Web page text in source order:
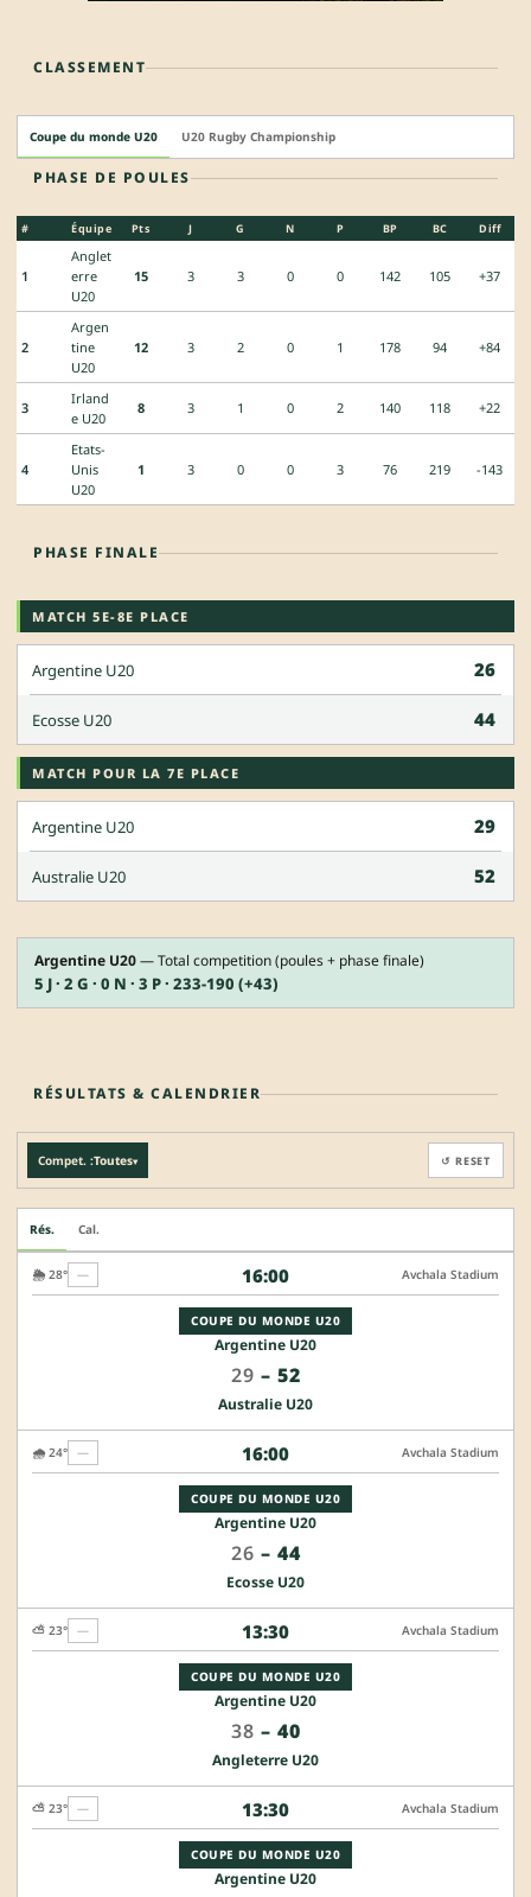
CLASSEMENT
Coupe du monde U20 U20 Rugby Championship
PHASE DE POULES
# Équipe Pts J G N P BP BC Diff
1
Anglet
erre
U20
15 3 3 0 0 142 105 +37
2
Argen
tine
U20
12 3 2 0 1 178 94 +84
3
Irland
e U20
8 3 1 0 2 140 118 +22
4
Etats-
Unis
U20
1 3 0 0 3 76 219 -143
PHASE FINALE
MATCH 5E-8E PLACE
Argentine U20 26
Ecosse U20 44
MATCH POUR LA 7E PLACE
Argentine U20 29
Australie U20 52
Argentine U20— Total competition (poules + phase finale)
5 J · 2 G · 0 N · 3 P · 233-190 (+43)
RÉSULTATS & CALENDRIER
Compet. :Toutes▾ ↺ RESET
Rés. Cal.
16:00
COUPE DU MONDE U20
Argentine U20
29 – 52
Australie U20
🌦️ 28° — Avchala Stadium
16:00
COUPE DU MONDE U20
Argentine U20
26 – 44
Ecosse U20
🌧️ 24° — Avchala Stadium
13:30
COUPE DU MONDE U20
Argentine U20
38 – 40
Angleterre U20
⛅ 23° — Avchala Stadium
13:30
COUPE DU MONDE U20
Argentine U20
⛅ 23° — Avchala Stadium